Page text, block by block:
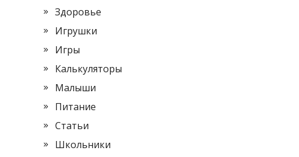
Здоровье
Игрушки
Игры
Калькуляторы
Малыши
Питание
Статьи
Школьники